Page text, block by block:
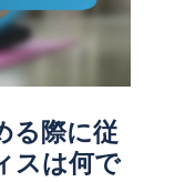
る際に従
スは何で